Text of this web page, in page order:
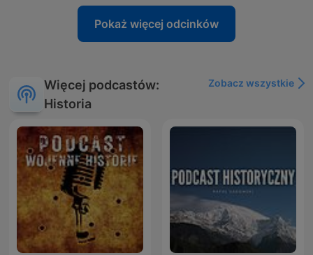
Pokaż więcej odcinków
Więcej podcastów:
Historia
Zobacz wszystkie